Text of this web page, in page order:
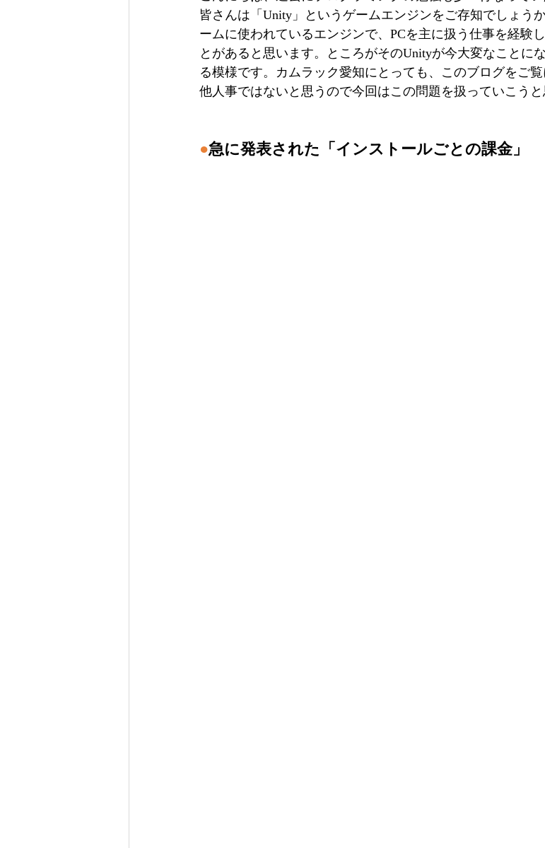
皆さんは「Unity」というゲームエンジンをご存知でしょう
ームに使われているエンジンで、PCを主に扱う仕事を経験
とがあると思います。ところがそのUnityが今大変なことに
る模様です。カムラック愛知にとっても、このブログをご
他人事ではないと思うので今回はこの問題を扱っていこうと
●急に発表された「インストールごとの課金」